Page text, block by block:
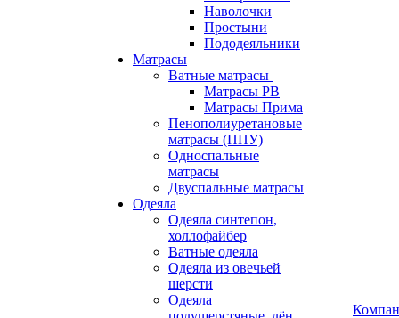
Наволочки
Простыни
Пододеяльники
Матрасы
Ватные матрасы
Матрасы РВ
Матрасы Прима
Пенополиуретановые
матрасы (ППУ)
Односпальные
матрасы
Двуспальные матрасы
Одеяла
Одеяла синтепон,
холлофайбер
Ватные одеяла
Одеяла из овечьей
шерсти
Одеяла